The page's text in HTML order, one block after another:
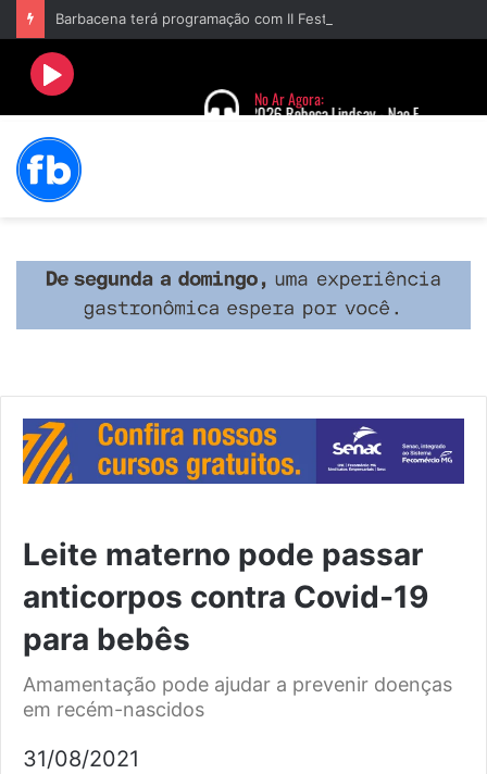
Leite materno pode passar
anticorpos contra Covid-19
para bebês
Amamentação pode ajudar a prevenir doenças
em recém-nascidos
31/08/2021